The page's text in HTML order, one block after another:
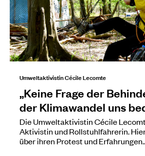
Umweltaktivistin Cécile Lecomte
„Keine Frage der
der Klimawandel uns
Die Umweltaktivistin Cécile
Aktivistin und Rollstuhlfahrerin.
über ihren Protest und